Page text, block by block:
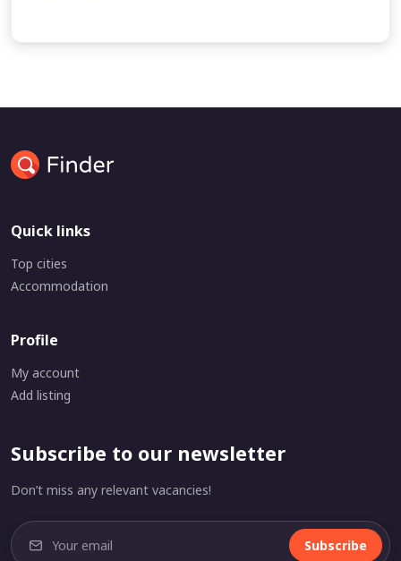
Quick links
Top cities
Accommodation
Profile
My account
Add listing
Subscribe to our newsletter
Don’t miss any relevant vacancies!
Subscribe